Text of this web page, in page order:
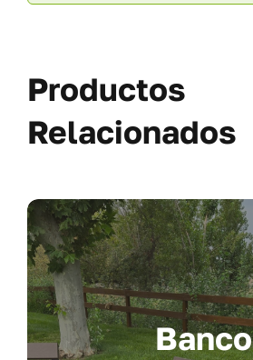
Productos
Relacionados
Banco